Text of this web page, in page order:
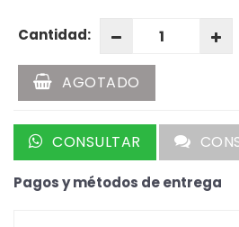
Cantidad:
AGOTADO
CONSULTAR
Pagos y métodos de entrega